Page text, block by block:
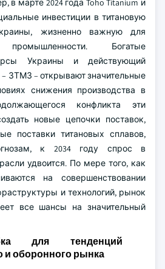
в марте 2024 года Toho Titanium и
инвестиции в титановую
жизненно важную для
промышленности. Богатые
Украины и действующий
– ЗТМЗ – открывают значительные
снижения производства в
конфликта эти
новые цепочки поставок,
поставки титановых сплавов,
к 2034 году спрос в
удвоится. По мере того, как
на совершенствовании
и технологий, рынок
все шансы на значительный
для тенденций
и оборонного рынка